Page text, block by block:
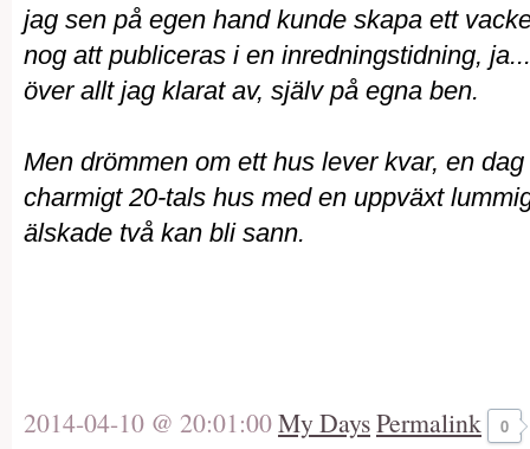
jag sen på egen hand kunde skapa ett
nog att publiceras i en inredningstidning,
över allt jag klarat av, själv på egna ben.
Men drömmen om ett hus lever kvar, en
charmigt 20-tals hus med en uppväxt
älskade två kan bli sann.
2014-04-10 @ 20:01:00My DaysPermalink 0